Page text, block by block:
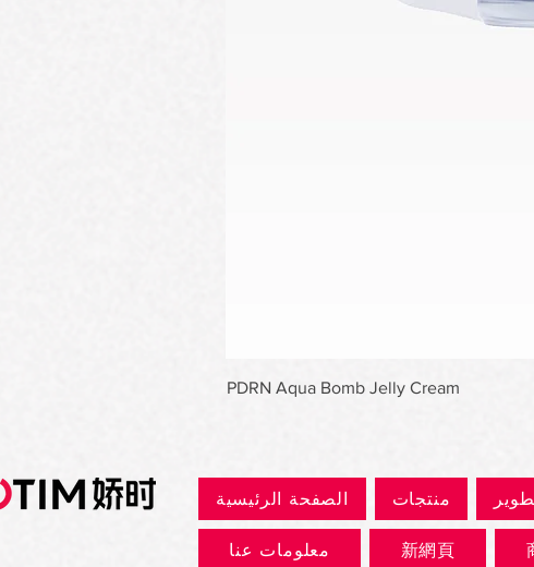
PDRN Aqua Bomb Jelly Cream
الصفحة الرئيسية منتجات
معلومات عنا 新網頁